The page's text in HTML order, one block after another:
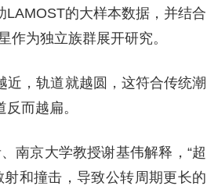
LAMOST的大样本数据，并结合
作为独立族群展开研究。
近，轨道就越圆，这符合传统潮
而越扁。
南京大学教授谢基伟解释，“超
射和撞击，导致公转周期更长的